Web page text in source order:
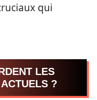
qui
LES
?